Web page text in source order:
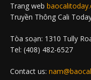
Trang web
Truyền Thông Cali
Tòa soạn: 1310 Tully
Tel: (408) 482-6527
Contact us: